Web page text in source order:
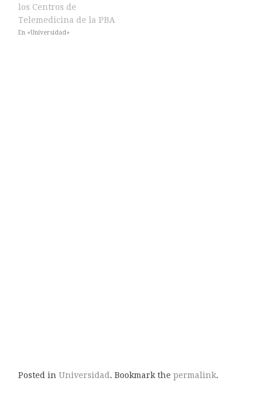
los Centros de
Telemedicina de la PBA
En «Universidad»
Posted in Universidad. Bookmark the permalink.